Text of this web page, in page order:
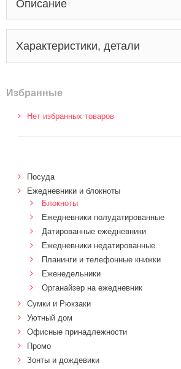
Описание
Характеристики, детали
Избранные
Нет избранных товаров
Посуда
Ежедневники и блокноты
Блокноты
Ежедневники полудатированные
Датированные ежедневники
Ежедневники недатированные
Планинги и телефонные книжки
Еженедельники
Органайзер на ежедневник
Сумки и Рюкзаки
Уютный дом
Офисные принадлежности
Промо
Зонты и дождевики